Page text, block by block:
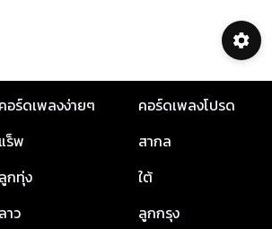
คอร์ดเพลงง่ายๆ
คอร์ดเพลงโปรด
แร็พ
สากล
ลูกทุ่ง
ใต้
ลาว
ลูกกรุง